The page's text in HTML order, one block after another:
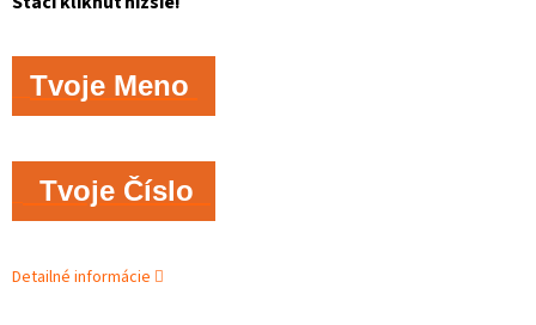
Tvoje Meno
Tvoje Číslo
Detailné informácie